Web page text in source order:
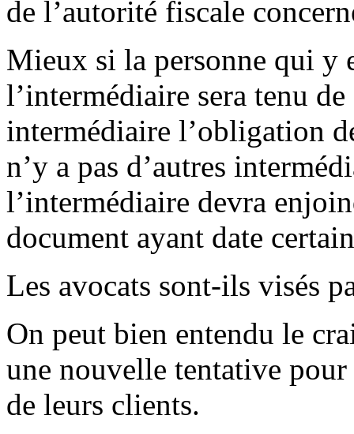
de l’autorité fiscale
Mieux si la personne qui y
l’intermédiaire sera tenu
intermédiaire l’obligation
n’y a pas d’autres
l’intermédiaire devra
document ayant date
Les avocats sont-ils visés
On peut bien entendu le
une nouvelle tentative
de leurs clients.